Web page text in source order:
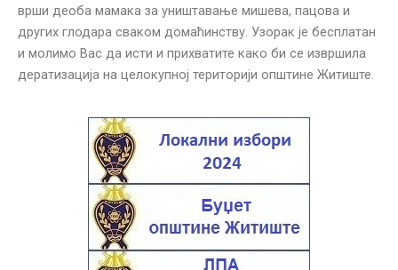
врши деоба мамака за уништавање мишева, пацова и
других глодара сваком домаћинству. Узорак је бесплатан
и молимо Вас да исти и прихватите како би се извршила
дератизација на целокупној територији општине Житиште.